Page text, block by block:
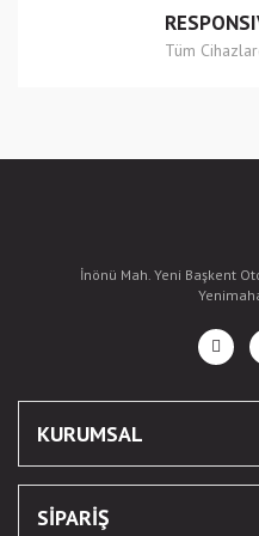
Tüm
İnönü Mah. Yeni Başkent
KURUMSAL
SİPARİŞ